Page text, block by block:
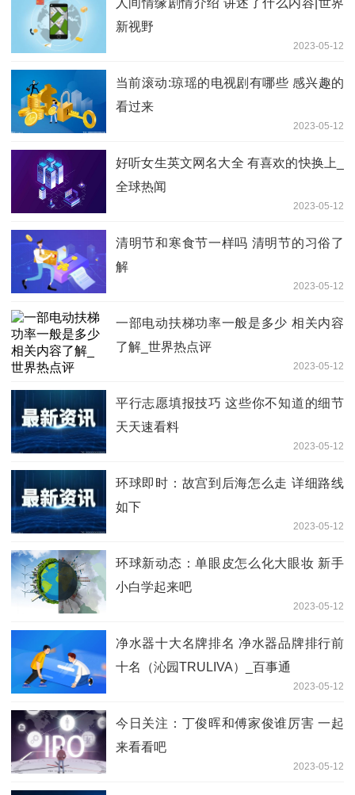
新视野
2023-05-12
当前滚动:琼瑶的电视剧有哪些 感兴趣的
看过来
2023-05-12
好听女生英文网名大全 有喜欢的快换上_
全球热闻
2023-05-12
清明节和寒食节一样吗 清明节的习俗了
解
2023-05-12
一部电动扶梯功率一般是多少 相关内容
了解_世界热点评
2023-05-12
平行志愿填报技巧 这些你不知道的细节
天天速看料
2023-05-12
环球即时：故宫到后海怎么走 详细路线
如下
2023-05-12
环球新动态：单眼皮怎么化大眼妆 新手
小白学起来吧
2023-05-12
净水器十大名牌排名 净水器品牌排行前
十名（沁园TRULIVA）_百事通
2023-05-12
今日关注：丁俊晖和傅家俊谁厉害 一起
来看看吧
2023-05-12